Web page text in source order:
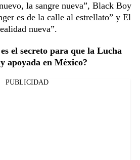
la sangre nueva”, Black Boy
es de la calle al estrellato” y El
nueva”.
el secreto para que la Lucha
apoyada en México?
PUBLICIDAD